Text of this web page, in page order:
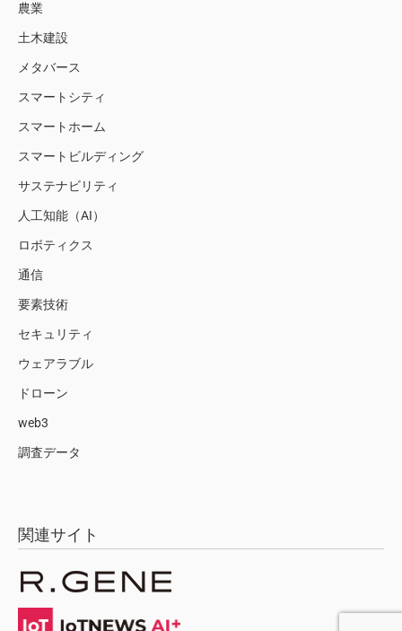
農業
土木建設
メタバース
スマートシティ
スマートホーム
スマートビルディング
サステナビリティ
人工知能（AI）
ロボティクス
通信
要素技術
セキュリティ
ウェアラブル
ドローン
web3
調査データ
関連サイト